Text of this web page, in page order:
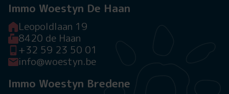
Immo Woestyn De Haan
Leopoldlaan 19
8420 de Haan
+32 59 23 50 01
info@woestyn.be
Immo Woestyn Bredene